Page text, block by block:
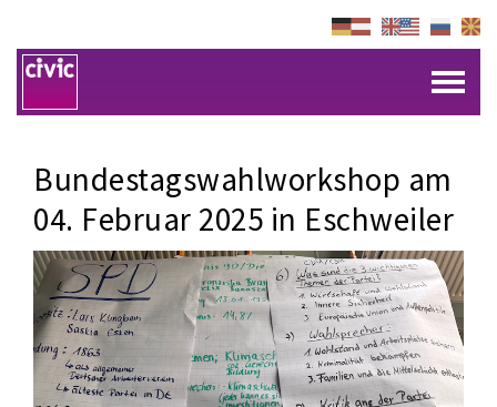
Bundestagswahlworkshop am
04. Februar 2025 in Eschweiler